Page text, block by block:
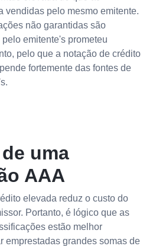
vendidas pelo mesmo emitente.
não garantidas são
emitente's prometeu
pelo que a notação de crédito
fortemente das fontes de
uma
AAA
elevada reduz o custo do
Portanto, é lógico que as
estão melhor
emprestadas grandes somas de